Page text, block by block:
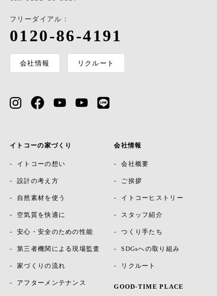
フリーダイアル：
0120-86-4191
会社情報 リクルート
イトコーの家づくり
イトコーの想い
設計の考え方
自然素材を使う
空気質を快適に
安心・安全のための性能
第三者機関による現場監査
家づくりの流れ
アフターメンテナンス
会社情報
会社概要
ご挨拶
イトコーヒストリー
スタッフ紹介
つくり手たち
SDGsへの取り組み
リクルート
GOOD-TIME PLACE